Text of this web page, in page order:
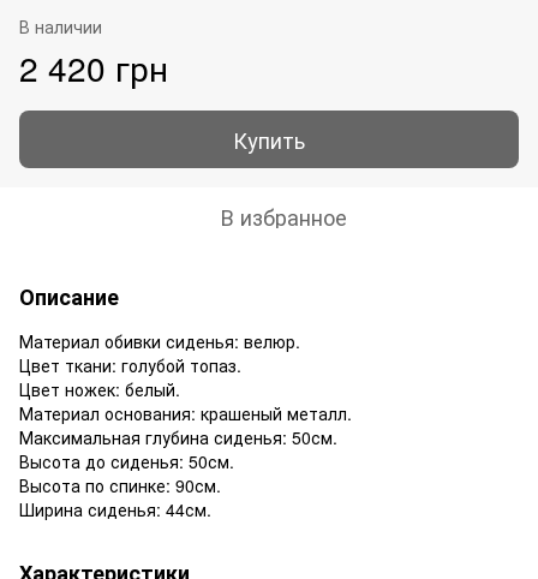
В наличии
2 420 грн
Купить
В избранное
Описание
Материал обивки сиденья: велюр.
Цвет ткани: голубой топаз.
Цвет ножек: белый.
Материал основания: крашеный металл.
Максимальная глубина сиденья: 50см.
Высота до сиденья: 50см.
Высота по спинке: 90см.
Ширина сиденья: 44см.
Характеристики